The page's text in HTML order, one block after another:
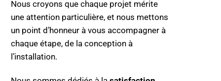
Nous croyons que chaque projet mérite
une attention particulière, et nous mettons
un point d’honneur à vous accompagner à
chaque étape, de la conception à
l’installation.